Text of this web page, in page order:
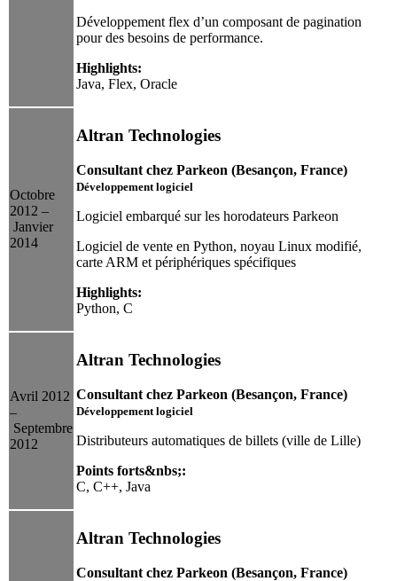
Développement flex d’un composant de pagination
pour des besoins de performance.
Highlights:
Java, Flex, Oracle
Octobre
2012 –
Janvier
2014
Altran Technologies
Consultant chez Parkeon (Besançon, France)
Développement logiciel
Logiciel embarqué sur les horodateurs Parkeon
Logiciel de vente en Python, noyau Linux modifié,
carte ARM et périphériques spécifiques
Highlights:
Python, C
Avril 2012
–
Septembre
2012
Altran Technologies
Consultant chez Parkeon (Besançon, France)
Développement logiciel
Distributeurs automatiques de billets (ville de Lille)
Points forts&nbs;:
C, C++, Java
Altran Technologies
Consultant chez Parkeon (Besançon, France)